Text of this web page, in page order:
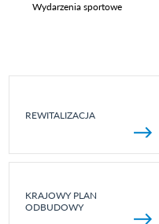
Wydarzenia sportowe
REWITALIZACJA
KRAJOWY PLAN
ODBUDOWY